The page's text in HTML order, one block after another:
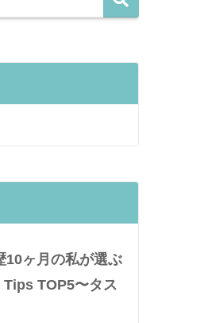
10ヶ月の私が選ぶ
Tips TOP5〜タス